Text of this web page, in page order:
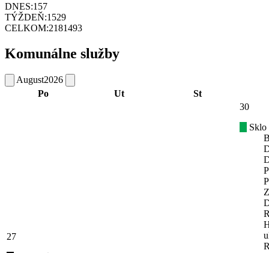
DNES:157
TÝŽDEŇ:1529
CELKOM:2181493
Komunálne služby
August2026
Po
Ut St
27
30
Sklo